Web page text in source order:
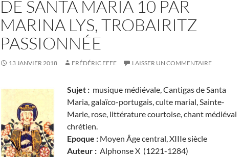
DE SANTA MARIA 10 PAR
MARINA LYS, TROBAIRITZ
PASSIONNÉE
13 JANVIER 2018 FRÉDÉRIC EFFE LAISSER UN COMMENTAIRE
Sujet : musique médiévale, Cantigas de Santa
Maria, galaïco-portugais, culte marial, Sainte-
Marie, rose, littérature courtoise, chant médiéval
chrétien.
Epoque : Moyen Âge central, XIIIe siècle
Auteur : Alphonse X (1221-1284)